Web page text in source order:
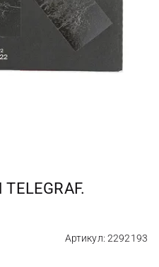
Артикул: 2292193